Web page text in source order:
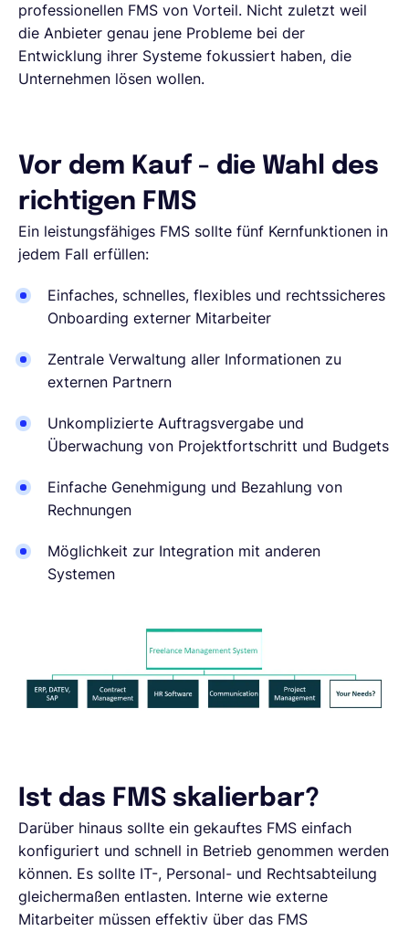
professionellen FMS von Vorteil. Nicht zuletzt weil
die Anbieter genau jene Probleme bei der
Entwicklung ihrer Systeme fokussiert haben, die
Unternehmen lösen wollen.
Vor dem Kauf - die Wahl des
richtigen FMS
Ein leistungsfähiges FMS sollte fünf Kernfunktionen in
jedem Fall erfüllen:
Einfaches, schnelles, flexibles und rechtssicheres
Onboarding externer Mitarbeiter
Zentrale Verwaltung aller Informationen zu
externen Partnern
Unkomplizierte Auftragsvergabe und
Überwachung von Projektfortschritt und Budgets
Einfache Genehmigung und Bezahlung von
Rechnungen
Möglichkeit zur Integration mit anderen
Systemen
Ist das FMS skalierbar?
Darüber hinaus sollte ein gekauftes FMS einfach
konfiguriert und schnell in Betrieb genommen werden
können. Es sollte IT-, Personal- und Rechtsabteilung
gleichermaßen entlasten. Interne wie externe
Mitarbeiter müssen effektiv über das FMS